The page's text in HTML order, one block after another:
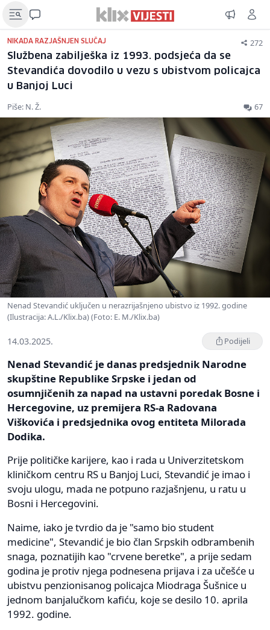
NIKADA RAZJAŠNJEN SLUČAJ 272
Službena zabilješka iz 1993. podsjeća da se
Stevandića dovodilo u vezu s ubistvom policajca
u Banjoj Luci
Piše: N. Ž. 67
Nenad Stevandić uključen u nerazrijašnjeno ubistvo iz 1992. godine
(Ilustracija: A.L./Klix.ba) (Foto: E. M./Klix.ba)
14.03.2025. Podijeli
Nenad Stevandić je danas predsjednik Narodne
skupštine Republike Srpske i jedan od
osumnjičenih za napad na ustavni poredak Bosne i
Hercegovine, uz premijera RS-a Radovana
Viškovića i predsjednika ovog entiteta Milorada
Dodika.
Prije političke karijere, kao i rada u Univerzitetskom
kliničkom centru RS u Banjoj Luci, Stevandić je imao i
svoju ulogu, mada ne potpuno razjašnjenu, u ratu u
Bosni i Hercegovini.
Naime, iako je tvrdio da je "samo bio student
medicine", Stevandić je bio član Srpskih odbrambenih
snaga, poznatijih kao "crvene beretke", a prije sedam
godina je protiv njega podnesena prijava i za učešće u
ubistvu penzionisanog policajca Miodraga Šušnice u
jednom banjalučkom kafiću, koje se desilo 10. aprila
1992. godine.